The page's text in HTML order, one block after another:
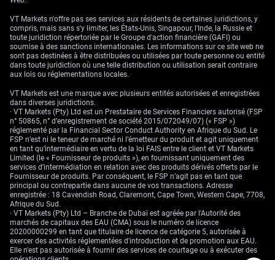
coût d’entrée. Un bear put spread pourrait viser un mouvement vers la
zone de 85 dollars si un accord est annoncé. À l’inverse, un bull call
spread permettrait de profiter d’un rallye en cas d’échec des discussions,
sans s’exposer au risque illimité d’une position sur futures non couverte.
VT Markets n'offre pas ses services aux résidents de certaines juridictions, y
compris, mais sans s'y limiter, les États-Unis, Singapour, l'Inde, la Russie et
toute juridiction répertoriée par le Groupe d'action financière (GAFI) ou
soumise à des sanctions internationales. Les informations sur ce site web ne
sont pas destinées à être distribuées ou utilisées par toute personne ou entité
dans toute juridiction où une telle distribution ou utilisation serait contraire
aux lois ou réglementations locales.
VT Markets est une marque avec plusieurs entités autorisées et enregistrées
dans diverses juridictions.
· VT Markets (Pty) Ltd est un Prestataire de Services Financiers autorisé (FSP
n° 50865, n° d’enregistrement de société 2015/072049/07) (« FSP »)
réglementé par la Financial Sector Conduct Authority en Afrique du Sud. Le
FSP n’est ni le teneur de marché ni l’émetteur du produit et agit uniquement
en tant qu’intermédiaire en vertu de la loi FAIS entre le client et VT Markets
Limited (le « Fournisseur de produits »), en fournissant uniquement des
services d’intermédiation en relation avec des produits dérivés offerts par le
Fournisseur de produits. Par conséquent, le FSP n’agit pas en tant que
principal ou contrepartie dans aucune de vos transactions. Adresse
enregistrée : 18 Cavendish Road, Claremont, Cape Town, Western Cape, 7708,
Afrique du Sud.
· VT Markets (Pty) Ltd – Branche de Dubaï est agréée par l'Autorité des
marchés de capitaux des EAU (CMA) sous le numéro de licence
20200000299 en tant que titulaire de licence de catégorie 5, autorisée à
exercer des activités réglementées d'introduction et de promotion aux EAU.
Elle n'est pas autorisée à fournir des services de courtage ou à exécuter des